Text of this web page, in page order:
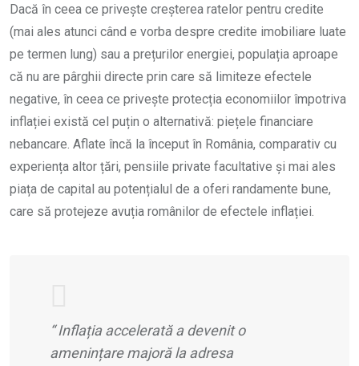
Dacă în ceea ce privește creșterea ratelor pentru credite
(mai ales atunci când e vorba despre credite imobiliare luate
pe termen lung) sau a prețurilor energiei, populația aproape
că nu are pârghii directe prin care să limiteze efectele
negative, în ceea ce privește protecția economiilor împotriva
inflației există cel puțin o alternativă: piețele financiare
nebancare. Aflate încă la început în România, comparativ cu
experiența altor țări, pensiile private facultative și mai ales
piața de capital au potențialul de a oferi randamente bune,
care să protejeze avuția românilor de efectele inflației.
“Inflația accelerată a devenit o
amenințare majoră la adresa